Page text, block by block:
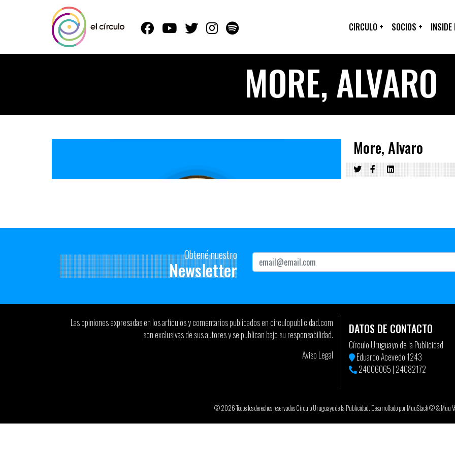
CIRCULO + SOCIOS + INSIDE
MORE, ALVARO
More, Alvaro
Obtené nuestro
Newsletter
Las opiniones expresadas en los artículos y comentarios publicados en circulopublicidad.com
son exclusivas de sus autores y se publican bajo su responsabilidad.
Aviso Legal
DATOS DE CONTACTO
Círculo Uruguayo de la Publicidad
Eduardo Acevedo 1243
24006065 | 24082172
© 2026 Todos los derechos reservados Círculo Uruguayo de la Publicidad. Desarrollado porMuuStack ©&Muu